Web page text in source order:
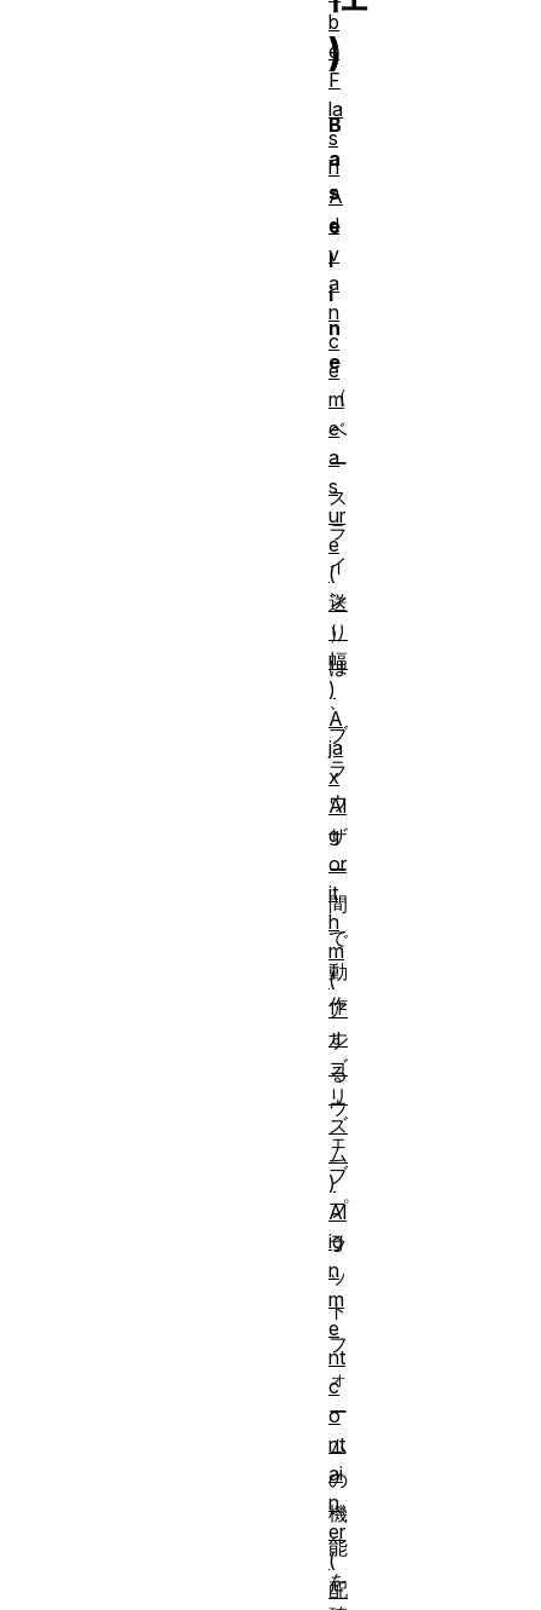
)
B
a
s
e
l
i
n
e
（
ベ
ー
ス
ラ
イ
ン
）
は
、
ブ
ラ
ウ
ザ
ー
間
で
動
作
す
る
ウ
ェ
ブ
プ
ラ
ッ
ト
フ
ォ
ー
ム
の
機
能
を
b
e
F
la
s
h
A
d
v
a
n
c
e
m
e
a
s
ur
e
(
送
り
幅
)
A
ja
x
Al
g
or
it
h
m
(
ア
ル
ゴ
リ
ズ
ム
)
Al
ig
n
m
e
nt
c
o
nt
ai
n
er
(
配